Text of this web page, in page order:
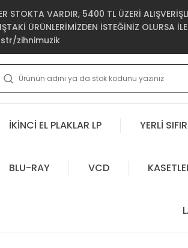
STOKTA VARDIR, 5400 TL ÜZERİ
ÜRÜNLERİMİZDEN İSTEĞİNİZ OLURSA
zihnimuzik
İKİNCİ EL PLAKLAR LP YERLİ
BLU-RAY VCD